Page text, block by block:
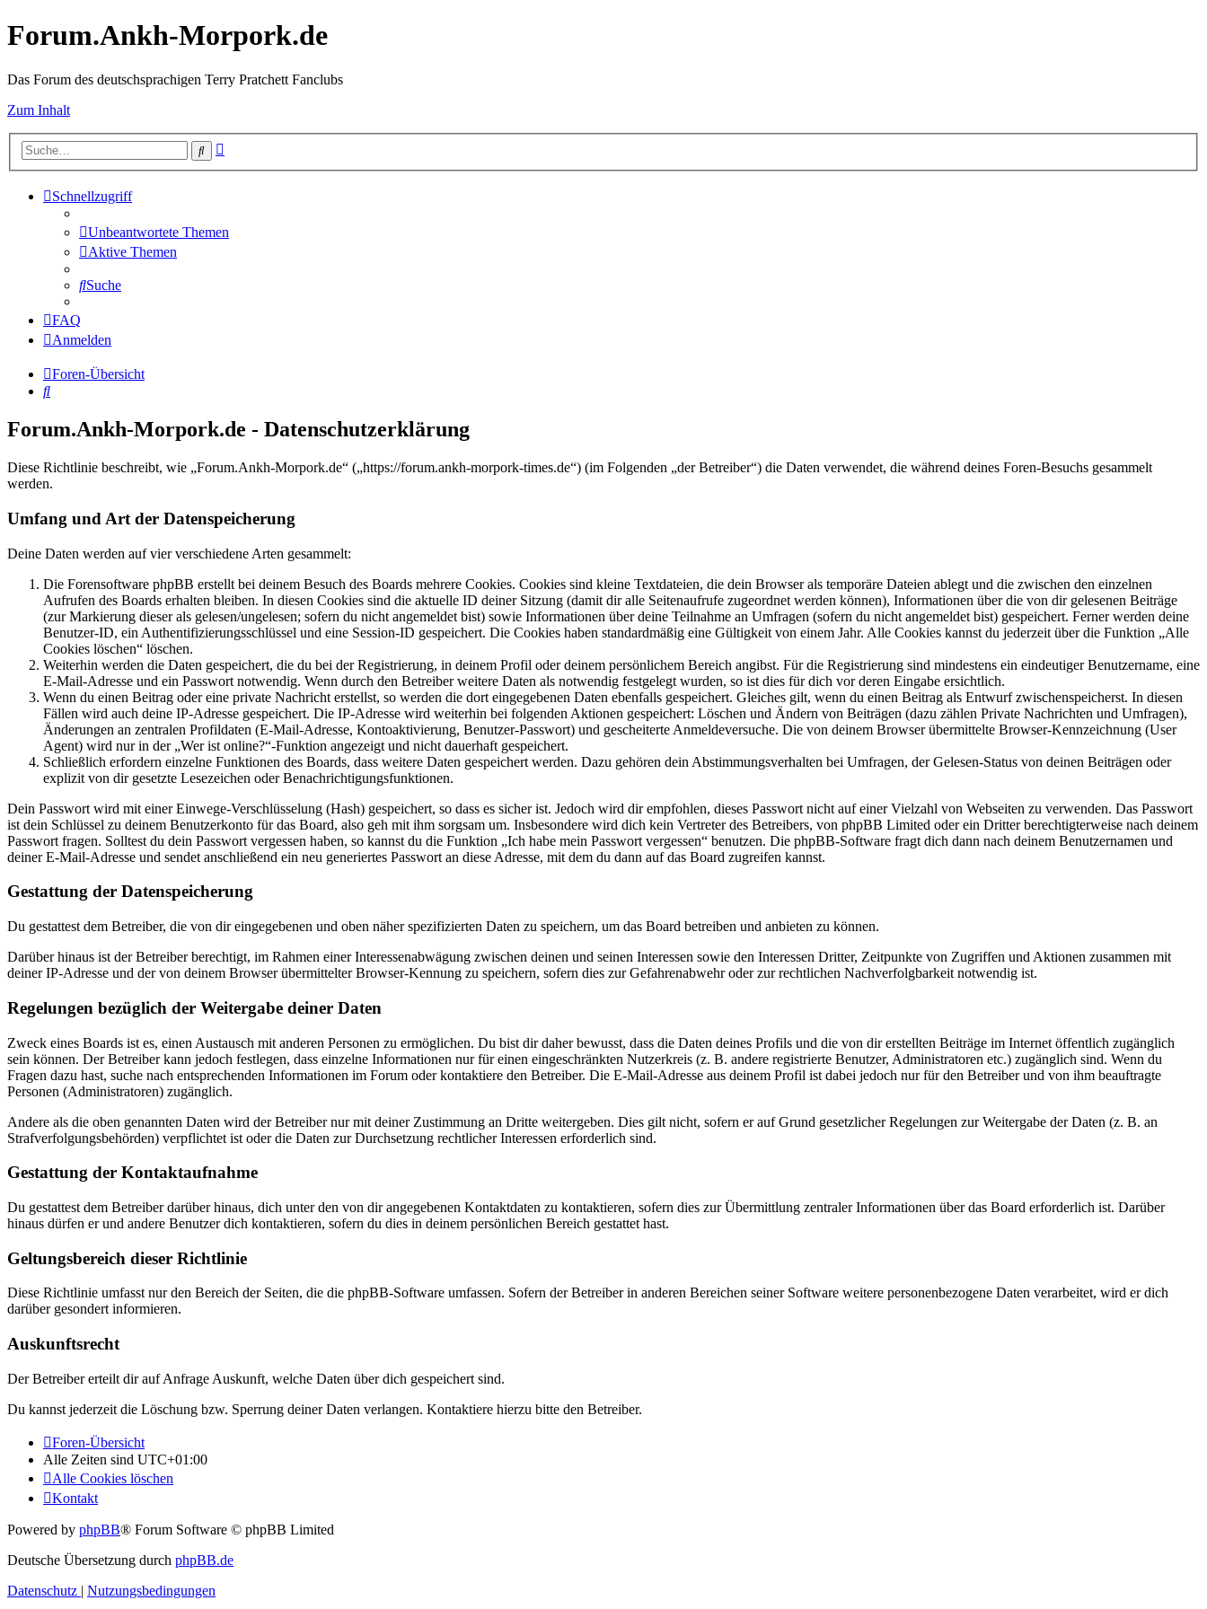
Forum.Ankh-Morpork.de
Das Forum des deutschsprachigen Terry Pratchett Fanclubs
Zum Inhalt
Suche
Schnellzugriff
Unbeantwortete Themen
Aktive Themen
Suche
FAQ
Anmelden
Foren-Übersicht
Suche
Forum.Ankh-Morpork.de - Datenschutzerklärung
Diese Richtlinie beschreibt, wie „Forum.Ankh-Morpork.de“ („https://forum.ankh-morpork-times.de“) (im Folgenden „der Betreiber“) die Daten verwendet, die während deines Foren-Besuchs gesammelt
werden.
Umfang und Art der Datenspeicherung
Deine Daten werden auf vier verschiedene Arten gesammelt:
Die Forensoftware phpBB erstellt bei deinem Besuch des Boards mehrere Cookies. Cookies sind kleine Textdateien, die dein Browser als temporäre Dateien ablegt und die zwischen den einzelnen
Aufrufen des Boards erhalten bleiben. In diesen Cookies sind die aktuelle ID deiner Sitzung (damit dir alle Seitenaufrufe zugeordnet werden können), Informationen über die von dir gelesenen Beiträge
(zur Markierung dieser als gelesen/ungelesen; sofern du nicht angemeldet bist) sowie Informationen über deine Teilnahme an Umfragen (sofern du nicht angemeldet bist) gespeichert. Ferner werden deine
Benutzer-ID, ein Authentifizierungsschlüssel und eine Session-ID gespeichert. Die Cookies haben standardmäßig eine Gültigkeit von einem Jahr. Alle Cookies kannst du jederzeit über die Funktion „Alle
Cookies löschen“ löschen.
Weiterhin werden die Daten gespeichert, die du bei der Registrierung, in deinem Profil oder deinem persönlichem Bereich angibst. Für die Registrierung sind mindestens ein eindeutiger Benutzername, eine
E-Mail-Adresse und ein Passwort notwendig. Wenn durch den Betreiber weitere Daten als notwendig festgelegt wurden, so ist dies für dich vor deren Eingabe ersichtlich.
Wenn du einen Beitrag oder eine private Nachricht erstellst, so werden die dort eingegebenen Daten ebenfalls gespeichert. Gleiches gilt, wenn du einen Beitrag als Entwurf zwischenspeicherst. In diesen
Fällen wird auch deine IP-Adresse gespeichert. Die IP-Adresse wird weiterhin bei folgenden Aktionen gespeichert: Löschen und Ändern von Beiträgen (dazu zählen Private Nachrichten und Umfragen),
Änderungen an zentralen Profildaten (E-Mail-Adresse, Kontoaktivierung, Benutzer-Passwort) und gescheiterte Anmeldeversuche. Die von deinem Browser übermittelte Browser-Kennzeichnung (User
Agent) wird nur in der „Wer ist online?“-Funktion angezeigt und nicht dauerhaft gespeichert.
Schließlich erfordern einzelne Funktionen des Boards, dass weitere Daten gespeichert werden. Dazu gehören dein Abstimmungsverhalten bei Umfragen, der Gelesen-Status von deinen Beiträgen oder
explizit von dir gesetzte Lesezeichen oder Benachrichtigungsfunktionen.
Dein Passwort wird mit einer Einwege-Verschlüsselung (Hash) gespeichert, so dass es sicher ist. Jedoch wird dir empfohlen, dieses Passwort nicht auf einer Vielzahl von Webseiten zu verwenden. Das Passwort
ist dein Schlüssel zu deinem Benutzerkonto für das Board, also geh mit ihm sorgsam um. Insbesondere wird dich kein Vertreter des Betreibers, von phpBB Limited oder ein Dritter berechtigterweise nach deinem
Passwort fragen. Solltest du dein Passwort vergessen haben, so kannst du die Funktion „Ich habe mein Passwort vergessen“ benutzen. Die phpBB-Software fragt dich dann nach deinem Benutzernamen und
deiner E-Mail-Adresse und sendet anschließend ein neu generiertes Passwort an diese Adresse, mit dem du dann auf das Board zugreifen kannst.
Gestattung der Datenspeicherung
Du gestattest dem Betreiber, die von dir eingegebenen und oben näher spezifizierten Daten zu speichern, um das Board betreiben und anbieten zu können.
Darüber hinaus ist der Betreiber berechtigt, im Rahmen einer Interessenabwägung zwischen deinen und seinen Interessen sowie den Interessen Dritter, Zeitpunkte von Zugriffen und Aktionen zusammen mit
deiner IP-Adresse und der von deinem Browser übermittelter Browser-Kennung zu speichern, sofern dies zur Gefahrenabwehr oder zur rechtlichen Nachverfolgbarkeit notwendig ist.
Regelungen bezüglich der Weitergabe deiner Daten
Zweck eines Boards ist es, einen Austausch mit anderen Personen zu ermöglichen. Du bist dir daher bewusst, dass die Daten deines Profils und die von dir erstellten Beiträge im Internet öffentlich zugänglich
sein können. Der Betreiber kann jedoch festlegen, dass einzelne Informationen nur für einen eingeschränkten Nutzerkreis (z. B. andere registrierte Benutzer, Administratoren etc.) zugänglich sind. Wenn du
Fragen dazu hast, suche nach entsprechenden Informationen im Forum oder kontaktiere den Betreiber. Die E-Mail-Adresse aus deinem Profil ist dabei jedoch nur für den Betreiber und von ihm beauftragte
Personen (Administratoren) zugänglich.
Andere als die oben genannten Daten wird der Betreiber nur mit deiner Zustimmung an Dritte weitergeben. Dies gilt nicht, sofern er auf Grund gesetzlicher Regelungen zur Weitergabe der Daten (z. B. an
Strafverfolgungsbehörden) verpflichtet ist oder die Daten zur Durchsetzung rechtlicher Interessen erforderlich sind.
Gestattung der Kontaktaufnahme
Du gestattest dem Betreiber darüber hinaus, dich unter den von dir angegebenen Kontaktdaten zu kontaktieren, sofern dies zur Übermittlung zentraler Informationen über das Board erforderlich ist. Darüber
hinaus dürfen er und andere Benutzer dich kontaktieren, sofern du dies in deinem persönlichen Bereich gestattet hast.
Geltungsbereich dieser Richtlinie
Diese Richtlinie umfasst nur den Bereich der Seiten, die die phpBB-Software umfassen. Sofern der Betreiber in anderen Bereichen seiner Software weitere personenbezogene Daten verarbeitet, wird er dich
darüber gesondert informieren.
Auskunftsrecht
Der Betreiber erteilt dir auf Anfrage Auskunft, welche Daten über dich gespeichert sind.
Du kannst jederzeit die Löschung bzw. Sperrung deiner Daten verlangen. Kontaktiere hierzu bitte den Betreiber.
Foren-Übersicht
Alle Zeiten sind UTC+01:00
Alle Cookies löschen
Kontakt
Powered by phpBB® Forum Software © phpBB Limited
Deutsche Übersetzung durch phpBB.de
Datenschutz | Nutzungsbedingungen